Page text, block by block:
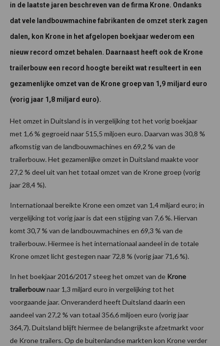
in de laatste jaren beschreven van de firma Krone. Ondanks
dat vele landbouwmachine fabrikanten de omzet sterk zagen
dalen, kon Krone in het afgelopen boekjaar wederom een
nieuw record omzet behalen. Daarnaast heeft ook de Krone
trailerbouw een record hoogte bereikt wat resulteert in een
gezamenlijke omzet van de Krone groep van 1,9 miljard euro
(vorig jaar 1,8 miljard euro).
Het omzet in Duitsland is in vergelijking tot het vorig boekjaar
met 1,6 % gegroeid naar 515,5 miljoen euro. Daarvan was 30,8 %
afkomstig van de landbouwmachines en 69,2 % van de
trailerbouw. Het gezamenlijke omzet in Duitsland maakte voor
27,2 % deel uit van het totaal omzet van de Krone groep (vorig
jaar 28,4 %).
Internationaal bereikte Krone een omzet van 1,4 miljard euro; in
vergelijking tot vorig jaar is dat een stijging van 7,6 %. Hiervan
komt 30,7 % van de landbouwmachines en 69,3 % van de
trailerbouw. Hiermee is het internationaal aandeel in de totale
Krone omzet licht gestegen naar 72,8 % (vorig jaar 71,6 %).
In het boekjaar 2016/2017 steeg het omzet van de Krone
trailerbouwnaar 1,3 miljard euro in vergelijking tot het
voorgaande jaar. Onveranderd heeft Duitsland daarin een
aandeel van 27,2 % van totaal 356,6 miljoen euro (vorig jaar
364,7). Duitsland blijft hiermee de belangrijkste afzetmarkt voor
de Krone trailers. Op de buitenlandse markten kon Krone verder